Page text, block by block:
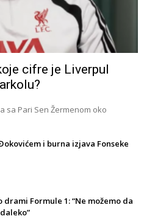
cifre je Liverpul
sa Pari Sen Žermenom oko
i burna izjava Fonseke
drami Formule 1: “Ne možemo da